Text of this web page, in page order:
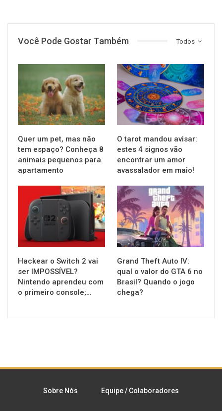
Todos
Você Pode Gostar Também
Quer um pet, mas não
tem espaço? Conheça 8
animais pequenos para
apartamento
NOTÍCIAS
O tarot mandou avisar:
estes 4 signos vão
encontrar um amor
avassalador em maio!
Hackear o Switch 2 vai
ser IMPOSSÍVEL?
Nintendo aprendeu com
o primeiro console;…
NOTÍCIAS
Grand Theft Auto IV:
qual o valor do GTA 6 no
Brasil? Quando o jogo
chega?
Sobre Nós Equipe / Colaboradores